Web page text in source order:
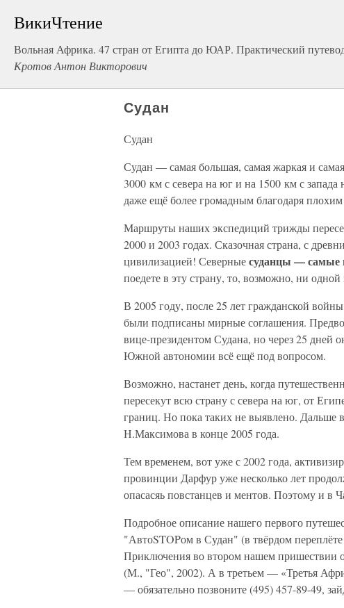
ВикиЧтение
Вольная Африка. 47 стран от Египта до ЮАР. Практический
Кротов Антон Викторович
Судан
Судан
Судан — самая большая, самая жаркая и
3000 км с севера на юг и на 1500 км с
даже ещё более громадным благодаря
Маршруты наших экспедиций трижды
2000 и 2003 годах. Сказочная страна, с
цивилизацией! Северныесуданцы — самые
поедете в эту страну, то, возможно, ни
В 2005 году, после 25 лет гражданской
были подписаны мирные соглашения.
вице-президентом Судана, но через 25
Южной автономии всё ещё под вопросом.
Возможно, настанет день, когда
пересекут всю страну с севера на юг, от
границ. Но пока таких не выявлено.
Н.Максимова в конце 2005 года.
Тем временем, вот уже с 2002 года,
провинции Дарфур уже несколько лет
опасасяь повстанцев и ментов. Поэтому и в
Подробное описание нашего первого
"АвтоSTOPом в Судан" (в твёрдом
Приключения во втором нашем пришествии
(М., "Гео", 2002). А в третьем — «Третья
— обязательно позвоните (495) 457-89-49,